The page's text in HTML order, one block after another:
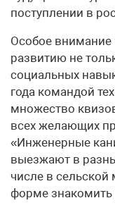
поступлении в
Особое внимание
развитию не
социальных
года командой
множество
всех желающих
«Инженерные
выезжают в
числе в сельской
форме знакомить